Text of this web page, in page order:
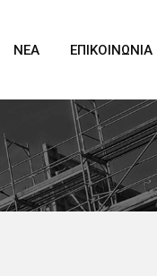
NEA ΕΠΙΚΟΙΝΩΝΙΑ